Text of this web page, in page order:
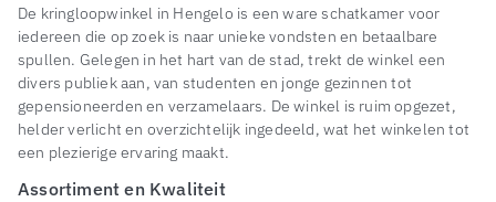
De kringloopwinkel in Hengelo is een ware schatkamer voor
iedereen die op zoek is naar unieke vondsten en betaalbare
spullen. Gelegen in het hart van de stad, trekt de winkel een
divers publiek aan, van studenten en jonge gezinnen tot
gepensioneerden en verzamelaars. De winkel is ruim opgezet,
helder verlicht en overzichtelijk ingedeeld, wat het winkelen tot
een plezierige ervaring maakt.
Assortiment en Kwaliteit